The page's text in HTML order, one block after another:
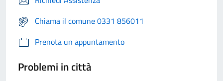
Chiama il comune 0331 856011
Prenota un appuntamento
Problemi in città